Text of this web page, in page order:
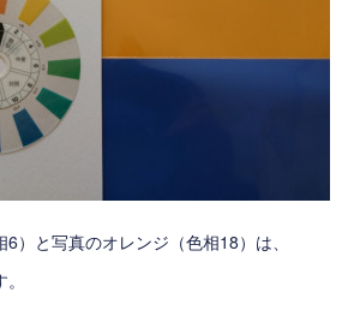
）と写真のオレンジ（色相18）は、